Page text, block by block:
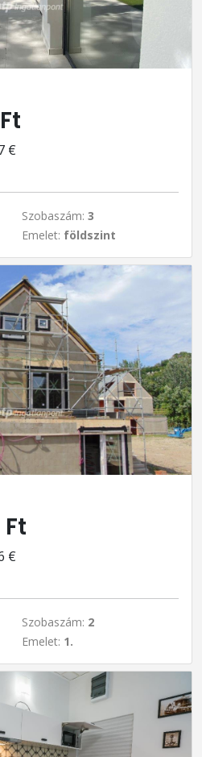
€
Szobaszám: 3
Emelet: földszint
€
Szobaszám: 2
Emelet: 1.